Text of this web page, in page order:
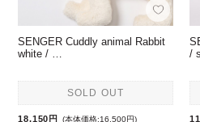
SENGER Cuddly animal Rabbit
white / …
SOLD OUT
18,150円 (本体価格:16,500円)
/